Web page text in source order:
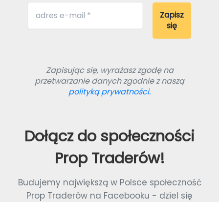
Zapisując się, wyrażasz zgodę na
przetwarzanie danych zgodnie z naszą
polityką prywatności.
Dołącz do społeczności
Prop Traderów!
Budujemy największą w Polsce społeczność
Prop Traderów na Facebooku - dziel się